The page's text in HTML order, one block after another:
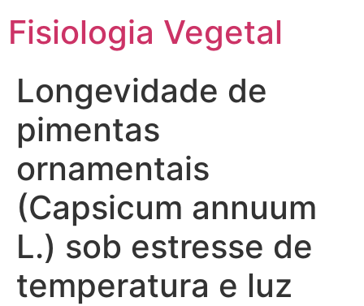
Fisiologia Vegetal
Longevidade de
pimentas
ornamentais
(Capsicum annuum
L.) sob estresse de
temperatura e luz